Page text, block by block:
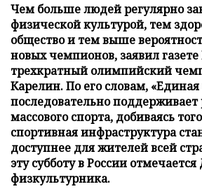
Чем больше людей регулярно
физической культурой, тем
общество и тем выше
новых чемпионов, заявил
трехкратный олимпийский
Карелин. По его словам, «Единая
последовательно поддерживает
массового спорта, добиваясь
спортивная инфраструктура
доступнее для жителей всей
эту субботу в России
физкультурника.